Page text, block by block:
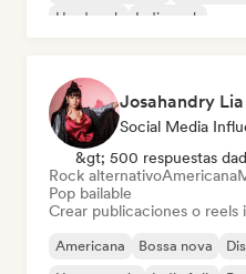
Hard rock
Indie rock
Josahandry Lia
Social Media
&gt; 500 respuestas
Rock alternativoAmericana
Pop bailable
Crear publicaciones o reels
Americana Bossa nova